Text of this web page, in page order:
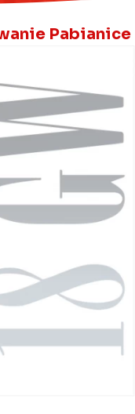
Pabianice